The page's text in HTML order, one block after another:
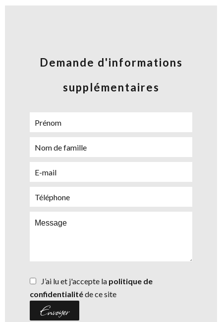
Demande d'informations
supplémentaires
J’ai lu et j'accepte la politique de
confidentialitéde ce site
Envoyer